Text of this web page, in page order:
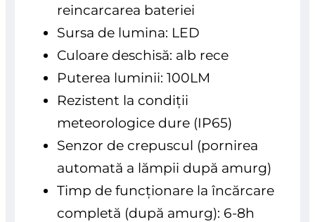
reincarcarea bateriei
Sursa de lumina: LED
Culoare deschisă: alb rece
Puterea luminii: 100LM
Rezistent la condiții
meteorologice dure (IP65)
Senzor de crepuscul (pornirea
automată a lămpii după amurg)
Timp de funcționare la încărcare
completă (după amurg): 6-8h